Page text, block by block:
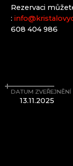
SKLÁRNA
SKLÁRNA
AG PLUS
ARCON
Rezervaci
:
608 404 986
DATUM ZVEŘEJNĚNÍ
13.11.2025